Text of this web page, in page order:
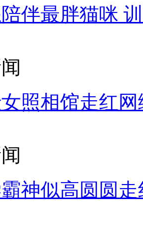
伴最胖猫咪
照相馆走红网
神似高圆圆走